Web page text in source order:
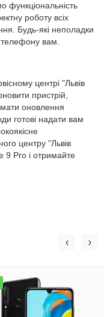
функціональність
роботу всіх
Будь-які неполадки
вам.
центрі "Львів
пристрій,
оновлення
готові надати вам
центру "Львів
9 Pro і отримайте